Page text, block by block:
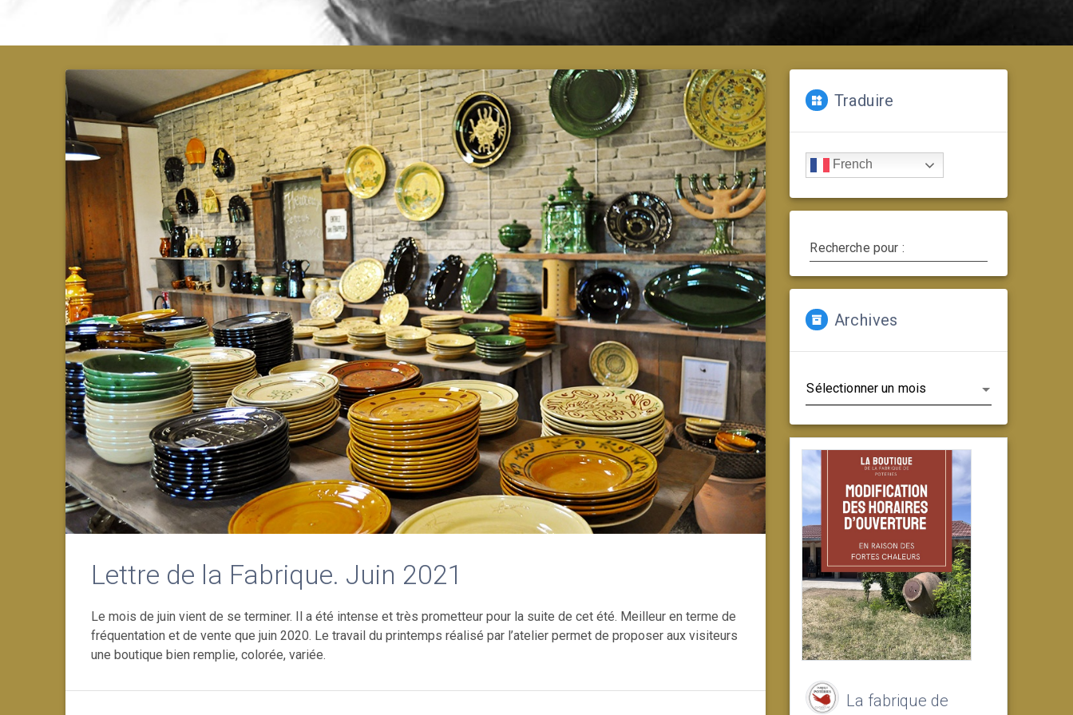
Lettre de la Fabrique. Juin 2021
Le mois de juin vient de se terminer. Il a été intense et très prometteur pour la suite de cet été. Meilleur en terme de
fréquentation et de vente que juin 2020. Le travail du printemps réalisé par l’atelier permet de proposer aux visiteurs
une boutique bien remplie, colorée, variée.
Traduire
French
Recherche pour :
Archives
La fabrique de